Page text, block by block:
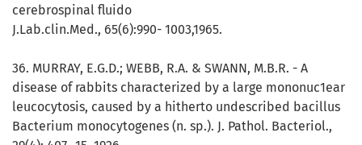
cerebrospinal fluido
J.Lab.clin.Med., 65(6):990- 1003,1965.
36. MURRAY, E.G.D.; WEBB, R.A. & SWANN, M.B.R. - A
disease of rabbits characterized by a large mononuc1ear
leucocytosis, caused by a hitherto undescribed bacillus
Bacterium monocytogenes (n. sp.). J. Pathol. Bacteriol.,